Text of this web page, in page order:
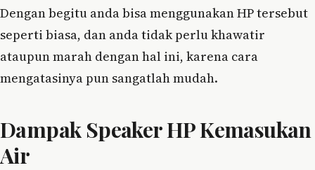
Dengan begitu anda bisa menggunakan HP tersebut
seperti biasa, dan anda tidak perlu khawatir
ataupun marah dengan hal ini, karena cara
mengatasinya pun sangatlah mudah.
Dampak Speaker HP Kemasukan
Air